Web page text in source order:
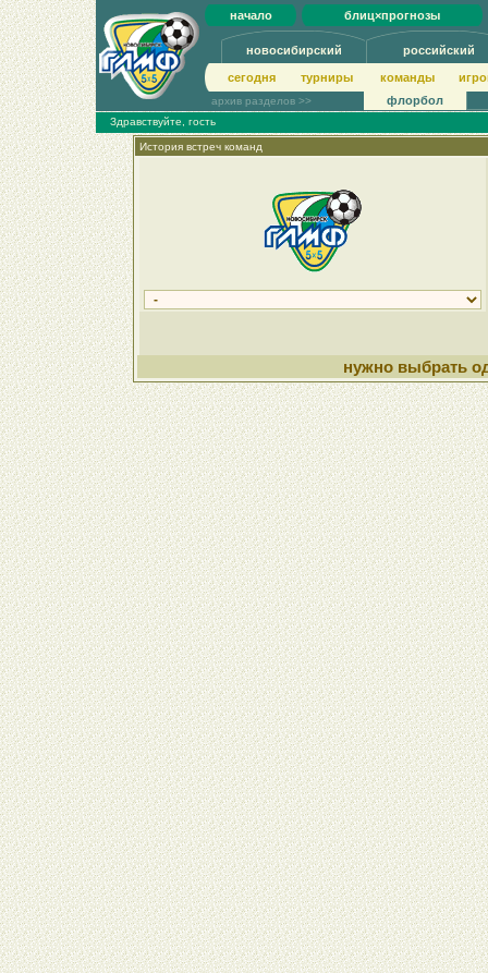
начало блиц×прогнозы
новосибирский российский
сегодня турниры команды
архив разделов >> флорбол
Здравствуйте, гость
История встреч команд
нужно выбрать